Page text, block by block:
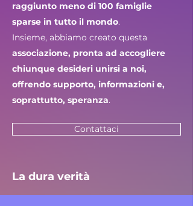
raggiunto meno di 100 famiglie
sparse in tutto il mondo.
Insieme, abbiamo creato questa
associazione, pronta ad accogliere
chiunque desideri unirsi a noi,
offrendo supporto, informazioni e,
soprattutto, speranza.
Contattaci
La dura verità